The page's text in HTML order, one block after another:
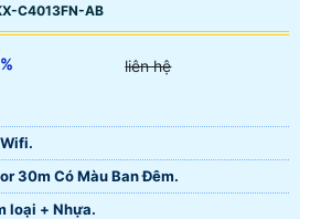
C4013FN-AB
liên hệ
30m Có Màu Ban Ðêm.
loại + Nhựa.